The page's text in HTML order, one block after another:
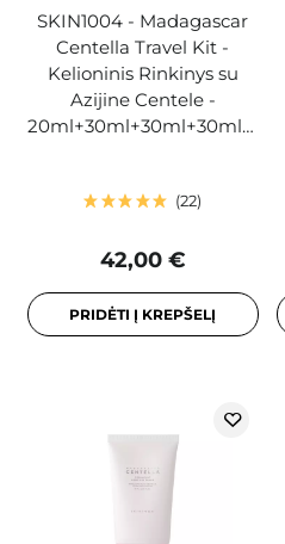
SKIN1004 - Madagascar
Centella Travel Kit -
Kelioninis Rinkinys su
Azijine Centele -
20ml+30ml+30ml+30ml+30ml
22
42,00 €
PRIDĖTI Į KREPŠELĮ